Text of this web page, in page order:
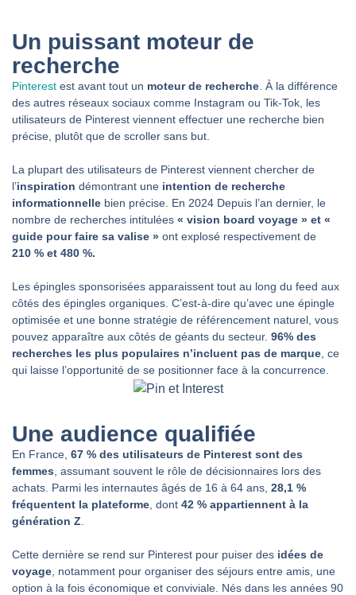
Un puissant moteur de
recherche
Pinterest est avant tout un moteur de recherche . À la différence
des autres réseaux sociaux comme Instagram ou Tik-Tok, les
utilisateurs de Pinterest viennent effectuer une recherche bien
précise, plutôt que de scroller sans but.
La plupart des utilisateurs de Pinterest viennent chercher de
l’inspiration démontrant une intention de recherche
informationnelle bien précise. En 2024 Depuis l’an dernier, le
nombre de recherches intitulées « vision board voyage » et «
guide pour faire sa valise » ont explosé respectivement de
210 % et 480 %.
Les épingles sponsorisées apparaissent tout au long du feed aux
côtés des épingles organiques. C’est-à-dire qu’avec une épingle
optimisée et une bonne stratégie de référencement naturel, vous
pouvez apparaître aux côtés de géants du secteur. 96% des
recherches les plus populaires n’incluent pas de marque , ce
qui laisse l’opportunité de se positionner face à la concurrence.
Une audience qualifiée
En France, 67 % des utilisateurs de Pinterest sont des
femmes , assumant souvent le rôle de décisionnaires lors des
achats. Parmi les internautes âgés de 16 à 64 ans, 28,1 %
fréquentent la plateforme , dont 42 % appartiennent à la
génération Z
Cette dernière se rend sur Pinterest pour puiser des idées de
voyage , notamment pour organiser des séjours entre amis, une
option à la fois économique et conviviale. Nés dans les années 90